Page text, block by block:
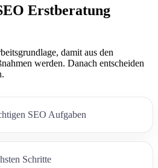
Erstberatung
damit aus den
werden. Danach entscheiden
SEO Aufgaben
Schritte